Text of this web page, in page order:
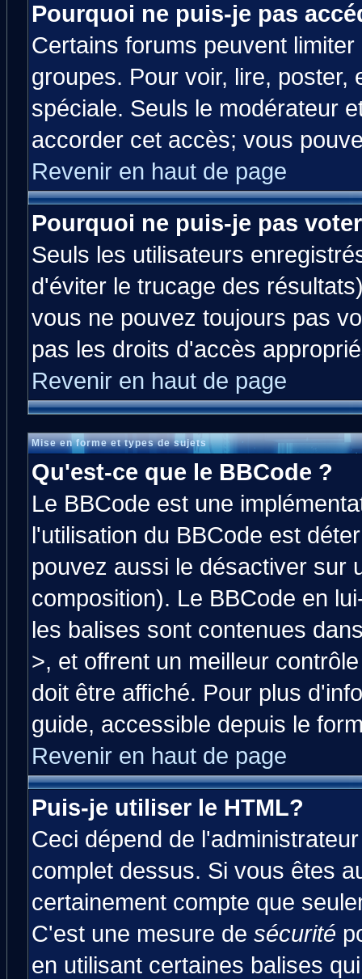
Pourquoi ne puis-je pas
Certains forums peuvent
groupes. Pour voir, lire,
spéciale. Seuls le modérateur
accorder cet accès; vous
Revenir en haut de page
Pourquoi ne puis-je pas
Seuls les utilisateurs
d'éviter le trucage des
vous ne pouvez toujours pas
pas les droits d'accès
Revenir en haut de page
Mise en forme et types de sujets
Qu'est-ce que le BBCode ?
Le BBCode est une
l'utilisation du BBCode est
pouvez aussi le désactiver sur
composition). Le BBCode en
les balises sont contenues
>, et offrent un meilleur
doit être affiché. Pour plus
guide, accessible depuis le
Revenir en haut de page
Puis-je utiliser le HTML?
Ceci dépend de
complet dessus. Si vous êtes
certainement compte que
C'est une mesure de sécurité
en utilisant certaines balises